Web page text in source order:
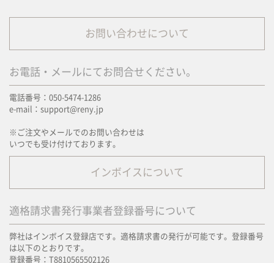
お問い合わせについて
お電話・メールにてお問合せください。
電話番号：050-5474-1286
e-mail：support@reny.jp
※ご注文やメールでのお問い合わせは
いつでも受け付けております。
インボイスについて
適格請求書発行事業者登録番号について
弊社はインボイス登録店です。適格請求書の発行が可能です。登録番号
は以下のとおりです。
登録番号：T8810565502126